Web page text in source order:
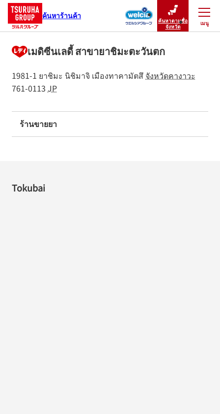
ค้นหาร้านค้า
ค้นหาตามชื่อ
จังหวัด
เมนู
ปิดเมนู
เมดิซีนเลดี้ สาขายาชิมะตะวันตก
1981-1 ยาชิมะ นิชิมาจิ เมืองทาคามัตสึ จังหวัดคางาวะ
761-0113 JP
ร้านขายยา
Tokubai